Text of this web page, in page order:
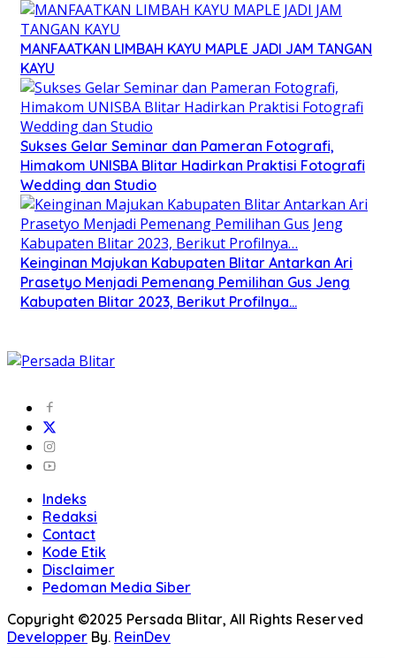
MANFAATKAN LIMBAH KAYU MAPLE JADI JAM TANGAN
KAYU
Sukses Gelar Seminar dan Pameran Fotografi,
Himakom UNISBA Blitar Hadirkan Praktisi Fotografi
Wedding dan Studio
Keinginan Majukan Kabupaten Blitar Antarkan Ari
Prasetyo Menjadi Pemenang Pemilihan Gus Jeng
Kabupaten Blitar 2023, Berikut Profilnya…
Indeks
Redaksi
Contact
Kode Etik
Disclaimer
Pedoman Media Siber
Copyright ©2025 Persada Blitar, All Rights Reserved
Developper By. ReinDev